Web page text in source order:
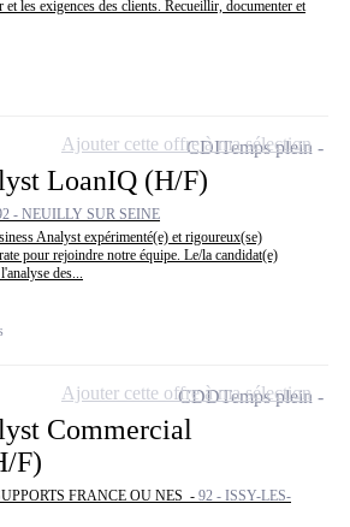
et les exigences des clients. Recueillir, documenter et
LoanIQ (H/F)
- NEUILLY SUR SEINE
Analyst expérimenté(e) et rigoureux(se)
pour rejoindre notre équipe. Le/la candidat(e)
des...
CDITemps plein
Ajouter cette offre à ma sélection
Commercial
F)
FRANCE OU NES - 92 - ISSY-LES-
CDDTemps plein
Ajouter cette offre à ma sélection